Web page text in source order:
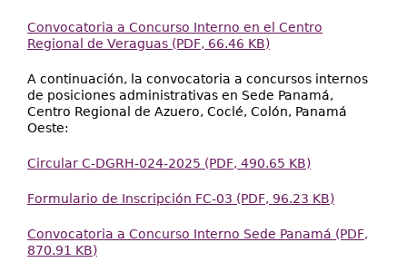
Convocatoria a Concurso Interno en el Centro
Regional de Veraguas (PDF, 66.46 KB)
A continuación, la convocatoria a concursos internos
de posiciones administrativas en Sede Panamá,
Centro Regional de Azuero, Coclé, Colón, Panamá
Oeste:
Circular C-DGRH-024-2025 (PDF, 490.65 KB)
Formulario de Inscripción FC-03 (PDF, 96.23 KB)
Convocatoria a Concurso Interno Sede Panamá (PDF,
870.91 KB)